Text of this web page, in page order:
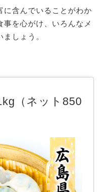
に含んでいることがわか
事を心がけ、いろんなメ
しょう。
（ネット850